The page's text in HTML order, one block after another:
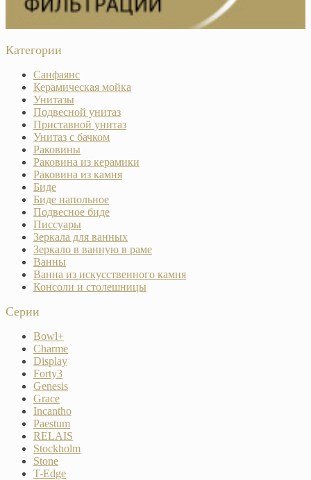
Категории
Санфаянс
Керамическая мойка
Унитазы
Подвесной унитаз
Приставной унитаз
Унитаз с бачком
Раковины
Раковина из керамики
Раковина из камня
Биде
Биде напольное
Подвесное биде
Писсуары
Зеркала для ванных
Зеркало в ванную в раме
Ванны
Ванна из искусственного камня
Консоли и столешницы
Серии
Bowl+
Charme
Display
Forty3
Genesis
Grace
Incantho
Paestum
RELAIS
Stockholm
Stone
T-Edge